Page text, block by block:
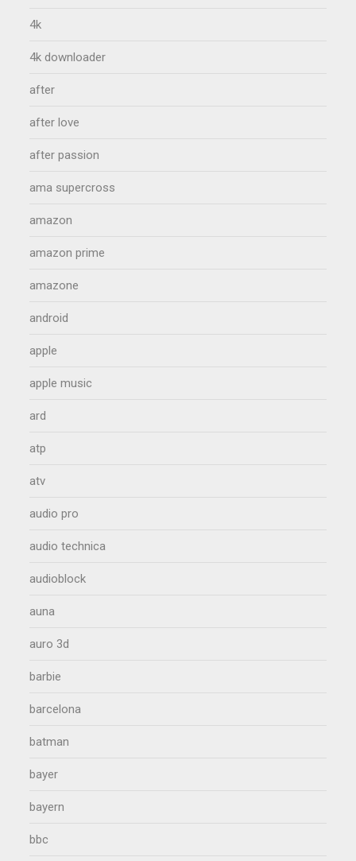
4k
4k downloader
after
after love
after passion
ama supercross
amazon
amazon prime
amazone
android
apple
apple music
ard
atp
atv
audio pro
audio technica
audioblock
auna
auro 3d
barbie
barcelona
batman
bayer
bayern
bbc